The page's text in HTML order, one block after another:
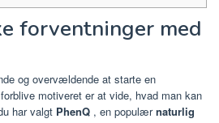
forventninger med
og overvældende at starte en
motiveret er at vide, hvad man kan
har valgt PhenQ , en populærnaturlig